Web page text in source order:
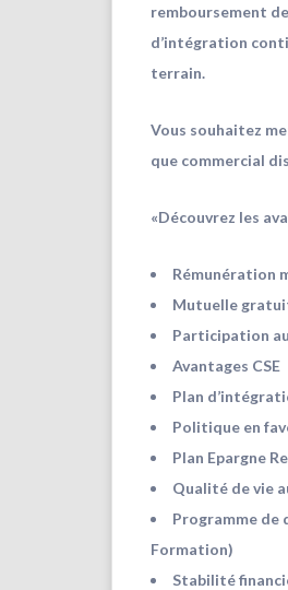
remboursement
d’intégration
terrain.
Vous souhaitez
que commercial
«Découvrez les
Rémunération
Mutuelle
Participation
Avantages CSE
Plan
Politique en
Plan Epargne
Qualité de vie
Programme de
Formation)
Stabilité